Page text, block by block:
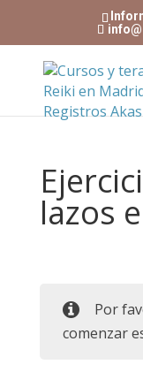
lazos
Por
comenzar